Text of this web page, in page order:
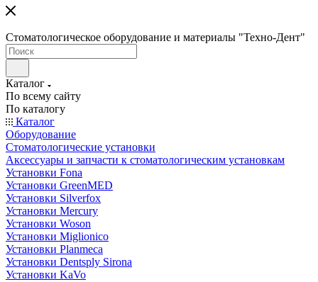
Стоматологическое оборудование и материалы "Техно-Дент"
Каталог
По всему сайту
По каталогу
Каталог
Оборудование
Стоматологические установки
Аксессуары и запчасти к стоматологическим установкам
Установки Fona
Установки GreenMED
Установки Silverfox
Установки Mercury
Установки Woson
Установки Miglionico
Установки Planmeca
Установки Dentsply Sirona
Установки KaVo